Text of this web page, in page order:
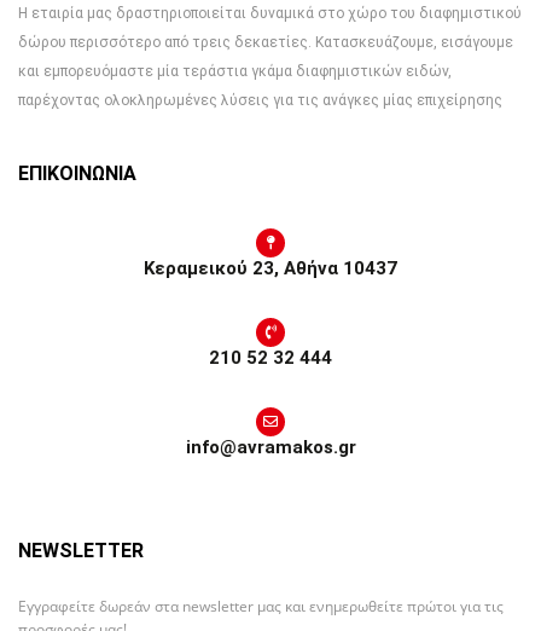
Η εταιρία μας δραστηριοποιείται δυναμικά στο χώρο του διαφημιστικού
δώρου περισσότερο από τρεις δεκαετίες. Κατασκευάζουμε, εισάγουμε
και εμπορευόμαστε μία τεράστια γκάμα διαφημιστικών ειδών,
παρέχοντας ολοκληρωμένες λύσεις για τις ανάγκες μίας επιχείρησης
ΕΠΙΚΟΙΝΩΝΙΑ
Κεραμεικού 23, Αθήνα 10437
210 52 32 444
info@avramakos.gr
NEWSLETTER
Εγγραφείτε δωρεάν στα newsletter μας και ενημερωθείτε πρώτοι για τις